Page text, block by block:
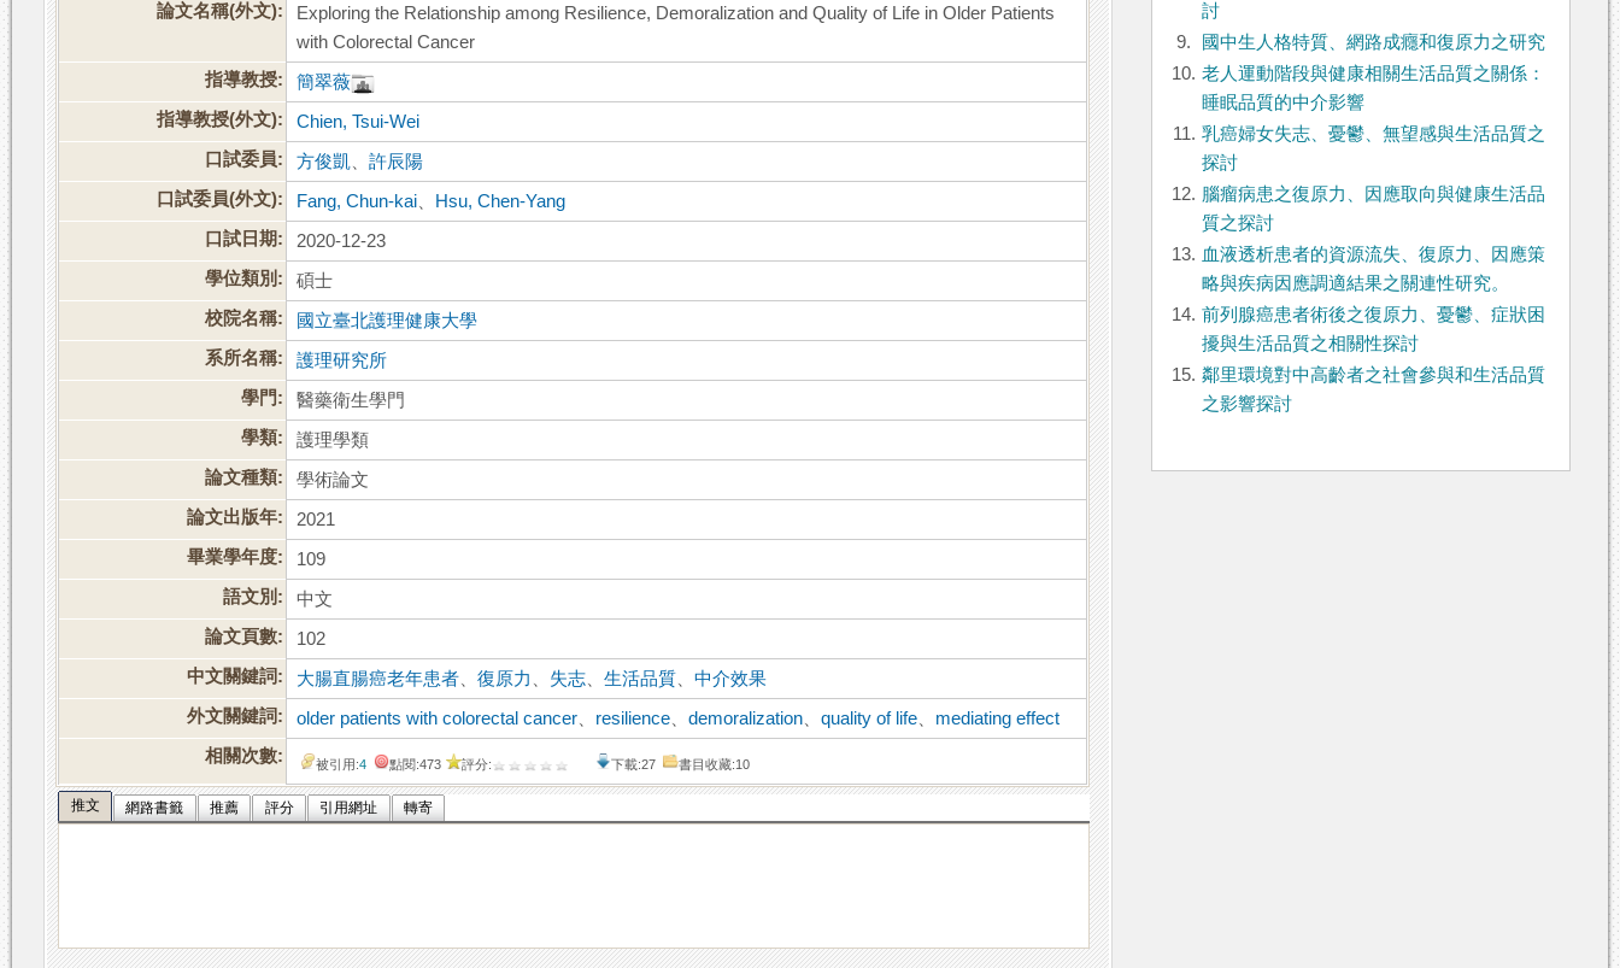
論文名稱(外文):
Exploring the Relationship among Resilience, Demoralization and Quality of Life in Older Patients
with Colorectal Cancer
指導教授:
簡翠薇
指導教授(外文):
Chien, Tsui-Wei
口試委員:
方俊凱 、許辰陽
口試委員(外文):
Fang, Chun-kai
Hsu, Chen-Yang
口試日期:
2020-12-23
學位類別:
碩士
校院名稱:
國立臺北護理健康大學
系所名稱:
護理研究所
學門:
醫藥衛生學門
學類:
護理學類
論文種類:
學術論文
論文出版年:
2021
畢業學年度:
109
語文別:
中文
論文頁數:
102
中文關鍵詞:
大腸直腸癌老年患者 、復原力 失志 、生活品質 、中介效果
外文關鍵詞:
older patients with colorectal cancer resilience 、demoralization 、quality of life
mediating effect
相關次數:
被引用:4 點閱:473 評分: 下載:27 書目收藏:10
推文 網路書籤 推薦 評分 引用網址 轉寄
討
9.
國中生人格特質、網路成癮和復原力之研究
10. 老人運動階段與健康相關生活品質之關係：
睡眠品質的中介影響
11. 乳癌婦女失志、憂鬱、無望感與生活品質之
探討
12. 腦瘤病患之復原力、因應取向與健康生活品
質之探討
13. 血液透析患者的資源流失、復原力、因應策
略與疾病因應調適結果之關連性研究。
14. 前列腺癌患者術後之復原力、憂鬱、症狀困
擾與生活品質之相關性探討
15. 鄰里環境對中高齡者之社會參與和生活品質
之影響探討